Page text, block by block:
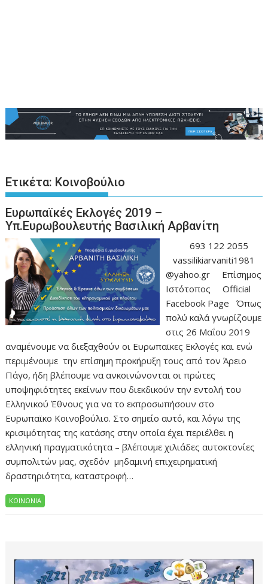
Ετικέτα: Κοινοβούλιο
Ευρωπαϊκές Εκλογές 2019 –
Υπ.Ευρωβουλευτής Βασιλική Αρβανίτη
693 122 2055
vassilikiarvaniti1981
@yahoo.gr Επίσημος
Ιστότοπος Official
Facebook Page Όπως
πολύ καλά γνωρίζουμε
στις 26 Μαΐου 2019
αναμένουμε να διεξαχθούν οι Ευρωπαϊκες Εκλογές και ενώ
περιμένουμε την επίσημη προκήρυξη τους από τον Άρειο
Πάγο, ήδη βλέπουμε να ανκοινώνονται οι πρώτες
υποψηφιότητες εκείνων που διεκδικούν την εντολή του
Ελληνικού Έθνους για να το εκπροσωπήσουν στο
Ευρωπαϊκο Κοινοβούλιο. Στο σημείο αυτό, και λόγω της
κρισιμότητας της κατάσης στην οποία έχει περιέλθει η
ελληνική πραγματικότητα – βλέπουμε χιλιάδες αυτοκτονίες
συμπολιτών μας, σχεδόν μηδαμινή επιχειρηματική
δραστηριότητα, καταστροφή…
ΚΟΙΝΩΝΙΑ